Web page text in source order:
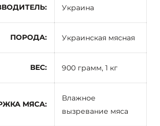
Украина
ПОРОДА Украинская мясная
ВЕС 900 грамм, 1 кг
МЯСА
Влажное
вызревание мяса